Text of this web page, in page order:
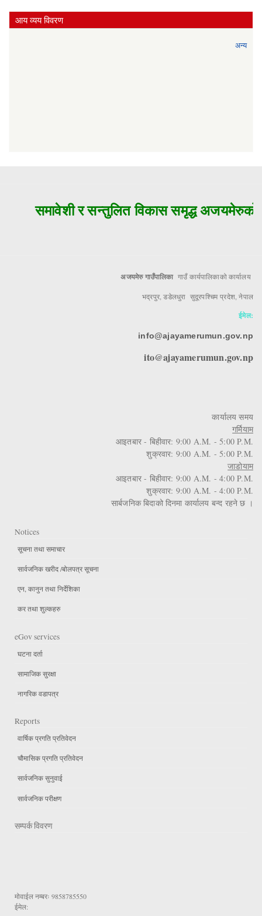
आय व्यय विवरण
अन्य
समावेशी र सन्तुलित विकास समृद्ध अजयमेरुको
अजयमेरु गाउँपालिका गाउँ कार्यपालिकाको कार्यालय
भद्रपुर, डडेलधुरा सुदूरपश्चिम प्रदेश, नेपाल
ईमेल:
info@ajayamerumun.gov.np
ito@ajayamerumun.gov.np
कार्यालय समय
गर्मियाम
आइतबार - बिहीवार: 9:00 A.M. - 5:00 P.M.
शुक्रवार: 9:00 A.M. - 5:00 P.M.
जाडोयाम
आइतबार - बिहीवार: 9:00 A.M. - 4:00 P.M.
शुक्रवार: 9:00 A.M. - 4:00 P.M.
सार्बजनिक बिदाको दिनमा कार्यालय बन्द रहने छ ।
Notices
सूचना तथा समाचार
सार्वजनिक खरीद /बोलपत्र सूचना
एन, कानुन तथा निर्देशिका
कर तथा शुल्कहरु
eGov services
घटना दर्ता
सामाजिक सुरक्षा
नागरिक वडापत्र
Reports
वार्षिक प्रगति प्रतिवेदन
चौमासिक प्रगति प्रतिवेदन
सार्वजनिक सुनुवाई
सार्वजनिक परीक्षण
सम्पर्क विवरण
मोवाईल नम्बरः 9858785550
ईमेल: